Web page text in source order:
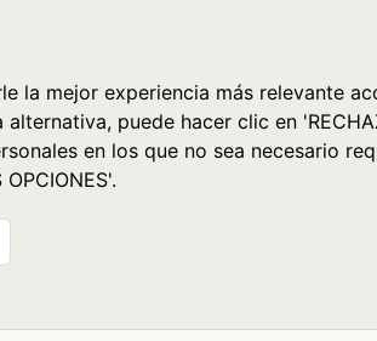
la mejor experiencia más relevante
puede hacer clic en
en los que no sea necesario